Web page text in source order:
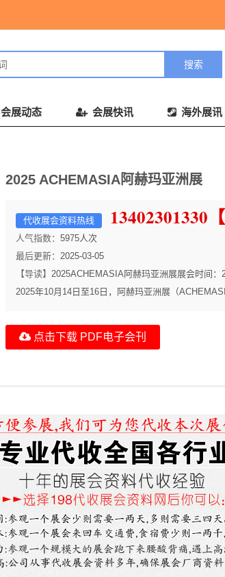
会展动态 会展快讯 海外展讯
2025 ACHEMASIA阿赫玛亚洲展
代收展会资料热线 13402301330
人气指数： 5975人次
最后更新： 2025-03-05
【导读】 2025ACHEMASIA阿赫玛亚洲展展会时间
2025年10月14日至16日，阿赫玛亚洲展（
点击下载 PDF电子会刊